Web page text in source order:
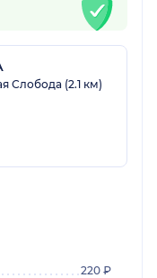
Слобода (2.1 км)
220 ₽